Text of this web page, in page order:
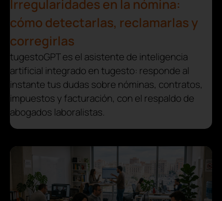
Irregularidades en la nómina:
cómo detectarlas, reclamarlas y
corregirlas
tugestoGPT es el asistente de inteligencia
artificial integrado en tugesto: responde al
instante tus dudas sobre nóminas, contratos,
impuestos y facturación, con el respaldo de
abogados laboralistas.